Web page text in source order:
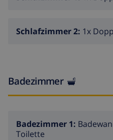
Schlafzimmer 2: 1x
Badezimmer
Badezimmer 1:
Toilette